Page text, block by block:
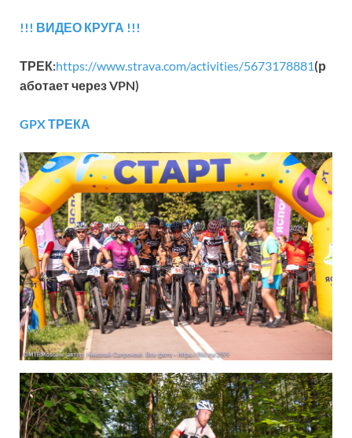
!!! ВИДЕО КРУГА !!!
ТРЕК:https://www.strava.com/activities/5673178881(р
аботает через VPN)
GPX ТРЕКА